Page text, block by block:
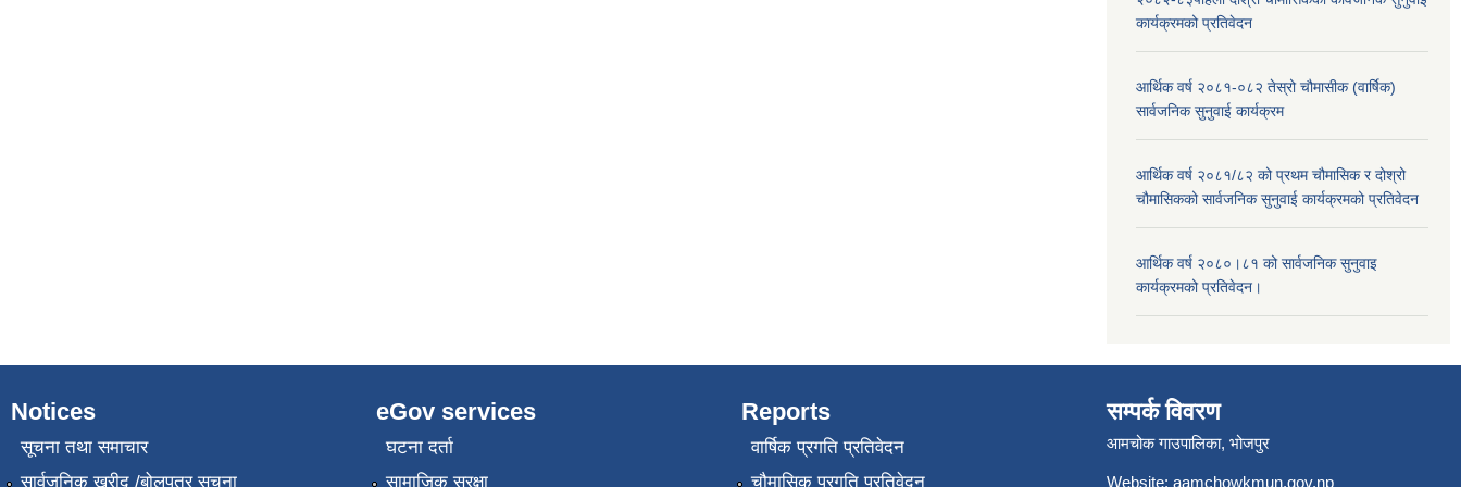
कार्यक्रमको प्रतिवेदन
आर्थिक वर्ष २०८१-०८२ तेस्रो चौमासीक (वार्षिक)
सार्वजनिक सुनुवाई कार्यक्रम
आर्थिक वर्ष २०८१/८२ को प्रथम चौमासिक र दोश्रो
चौमासिकको सार्वजनिक सुनुवाई कार्यक्रमको प्रतिवेदन
आर्थिक वर्ष २०८०।८१ को सार्वजनिक सुनुवाइ
कार्यक्रमको प्रतिवेदन।
Notices
सूचना तथा समाचार
सार्वजनिक खरीद /बोलपत्र सूचना
eGov services
घटना दर्ता
सामाजिक सुरक्षा
Reports
वार्षिक प्रगति प्रतिवेदन
चौमासिक प्रगति प्रतिवेदन
सम्पर्क विवरण
आमचोक गाउपालिका, भोजपुर
Website: aamchowkmun.gov.np